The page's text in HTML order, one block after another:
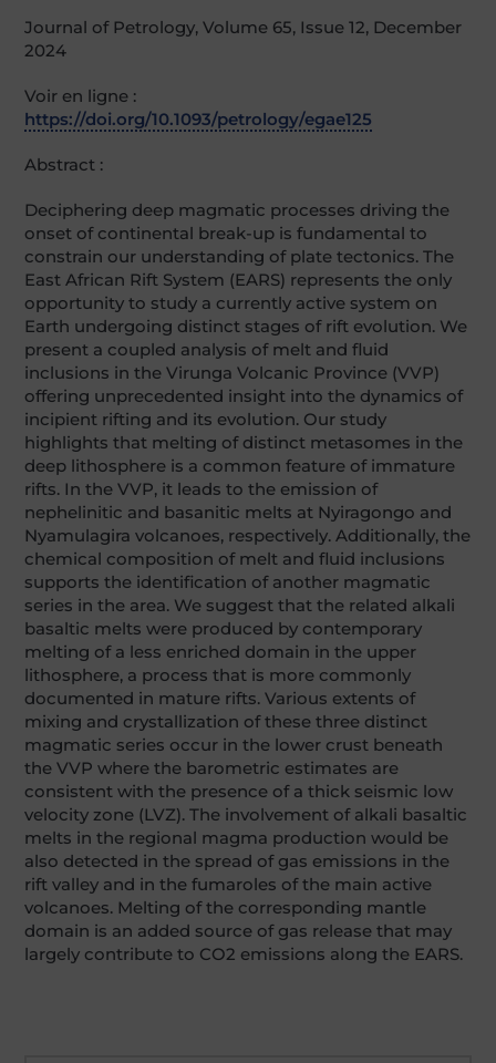
Journal of Petrology, Volume 65, Issue 12, December
2024
Voir en ligne :
https://doi.org/10.1093/petrology/egae125
Abstract :
Deciphering deep magmatic processes driving the
onset of continental break-up is fundamental to
constrain our understanding of plate tectonics. The
East African Rift System (EARS) represents the only
opportunity to study a currently active system on
Earth undergoing distinct stages of rift evolution. We
present a coupled analysis of melt and fluid
inclusions in the Virunga Volcanic Province (VVP)
offering unprecedented insight into the dynamics of
incipient rifting and its evolution. Our study
highlights that melting of distinct metasomes in the
deep lithosphere is a common feature of immature
rifts. In the VVP, it leads to the emission of
nephelinitic and basanitic melts at Nyiragongo and
Nyamulagira volcanoes, respectively. Additionally, the
chemical composition of melt and fluid inclusions
supports the identification of another magmatic
series in the area. We suggest that the related alkali
basaltic melts were produced by contemporary
melting of a less enriched domain in the upper
lithosphere, a process that is more commonly
documented in mature rifts. Various extents of
mixing and crystallization of these three distinct
magmatic series occur in the lower crust beneath
the VVP where the barometric estimates are
consistent with the presence of a thick seismic low
velocity zone (LVZ). The involvement of alkali basaltic
melts in the regional magma production would be
also detected in the spread of gas emissions in the
rift valley and in the fumaroles of the main active
volcanoes. Melting of the corresponding mantle
domain is an added source of gas release that may
largely contribute to CO2 emissions along the EARS.